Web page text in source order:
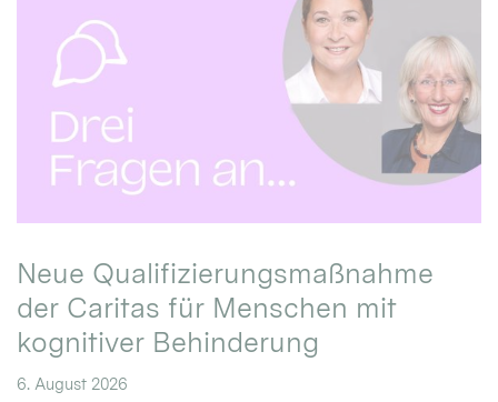
Neue Qualifizierungsmaßnahme
der Caritas für Menschen mit
kognitiver Behinderung
6. August 2026